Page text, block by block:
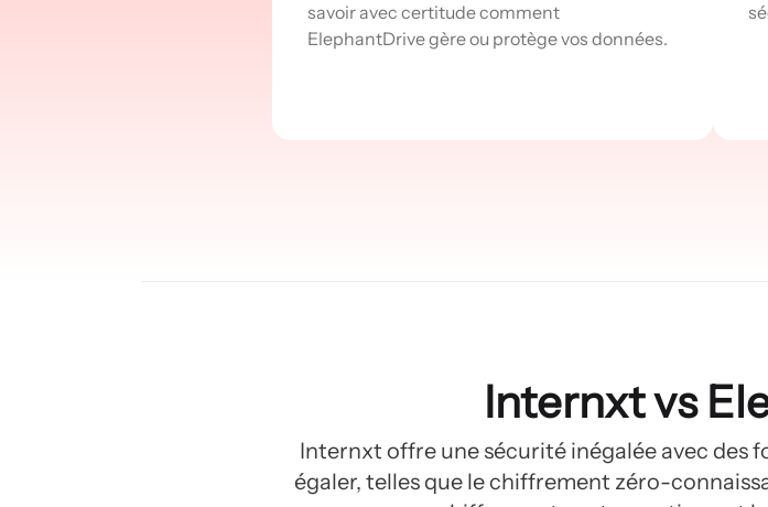
savoir avec certitude comment
ElephantDrive gère ou protège vos données.
Internxt vs
Internxt offre une sécurité inégalée avec des
égaler, telles que le chiffrement zéro-